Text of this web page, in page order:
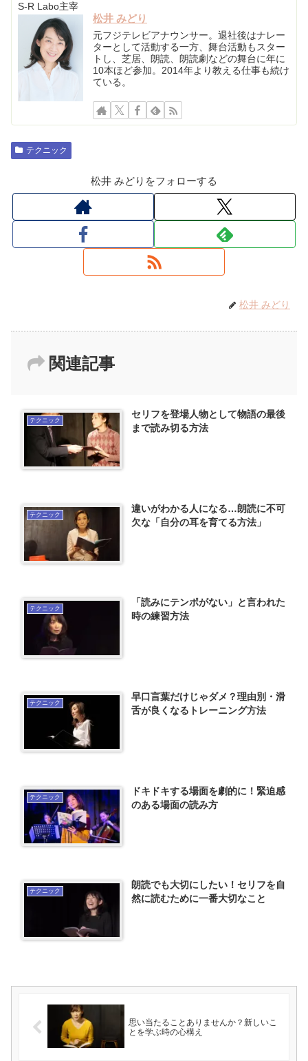
S-R Labo主宰
松井 みどり
元フジテレビアナウンサー。退社後はナレー
ターとして活動する一方、舞台活動もスター
トし、芝居、朗読、朗読劇などの舞台に年に
10本ほど参加。2014年より教える仕事も続け
ている。
テクニック
松井 みどりをフォローする
松井 みどり
関連記事
テクニック
セリフを登場人物として物語の最後
まで読み切る方法
テクニック
違いがわかる人になる…朗読に不可
欠な「自分の耳を育てる方法」
テクニック
「読みにテンポがない」と言われた
時の練習方法
テクニック
早口言葉だけじゃダメ？理由別・滑
舌が良くなるトレーニング方法
テクニック
ドキドキする場面を劇的に！緊迫感
のある場面の読み方
テクニック
朗読でも大切にしたい！セリフを自
然に読むために一番大切なこと
思い当たることありませんか？新しいこ
とを学ぶ時の心構え